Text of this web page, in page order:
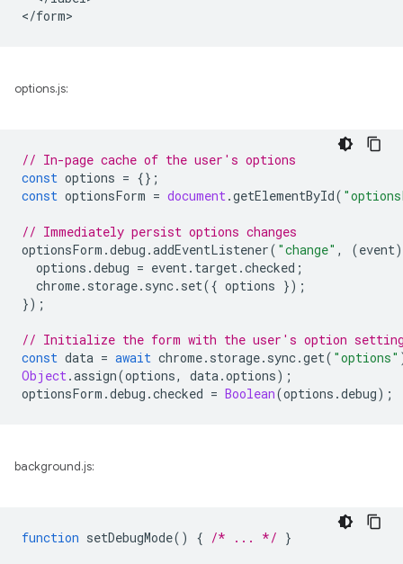
options.js:
// In-page cache of the user's options
const options = {};
const optionsForm = document.getElementById(
// Immediately persist options changes
optionsForm .debug .addEventListener( "change" , (event)
options .debug = event. target.checked ;
chrome. storage. sync. set({ options });
});
// Initialize the form with the user's option
const data = await chrome. storage. sync.get( "options"
Object.assign(options, data.options);
optionsForm .debug .checked = Boolean(options .debug);
background.js:
function setDebugMode() { /* ... */ }